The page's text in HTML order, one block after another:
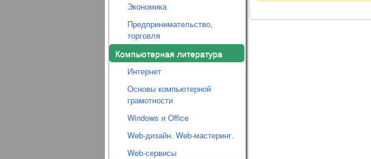
Экономика
Предпринимательство,
торговля
Компьютерная литература
Интернет
Основы компьютерной
грамотности
Windows и Office
Web-дизайн. Web-мастеринг.
Web-сервисы